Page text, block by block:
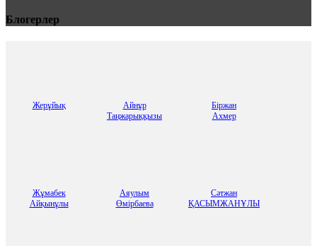
Блогерлер
Жерұйық
Айнұр
Таңжарыққызы
Бiржан
Ахмер
Жұмабек
Айқынұлы
Аяулым
Өмірбаева
Сәтжан
ҚАСЫМЖАНҰЛЫ